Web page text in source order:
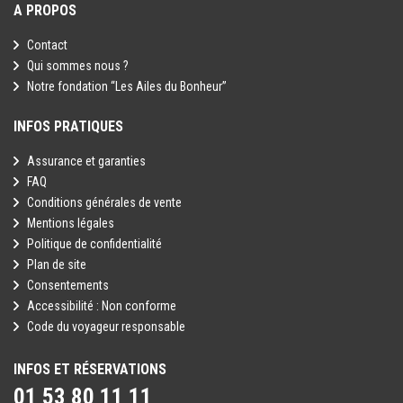
A PROPOS
Contact
Qui sommes nous ?
Notre fondation “Les Ailes du Bonheur”
INFOS PRATIQUES
Assurance et garanties
FAQ
Conditions générales de vente
Mentions légales
Politique de confidentialité
Plan de site
Consentements
Accessibilité : Non conforme
Code du voyageur responsable
INFOS ET RÉSERVATIONS
01 53 80 11 11